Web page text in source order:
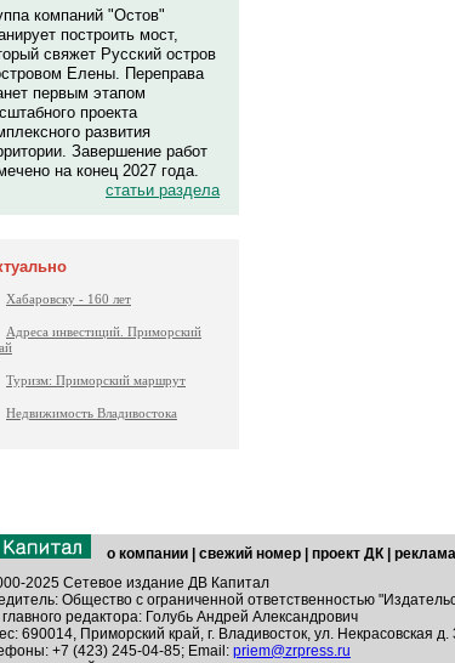
компаний "Остов"
построить мост,
свяжет Русский остров
Елены. Переправа
первым этапом
проекта
развития
Завершение работ
на конец 2027 года.
статьи раздела
Хабаровску - 160 лет
Адреса инвестиций. Приморский
Туризм: Приморский маршрут
Недвижимость Владивостока
о компании свежий номер проект ДК реклама
2025 Сетевое издание ДВ Капитал
Общество с ограниченной ответственностью
редактора: Голубь Андрей Александрович
690014, Приморский край, г. Владивосток, ул. Некрасовская
+7 (423) 245-04-85; Email: priem@zrpress.ru